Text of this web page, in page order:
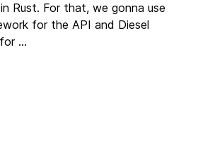
Rust. For that, we gonna use
for the API and Diesel
…